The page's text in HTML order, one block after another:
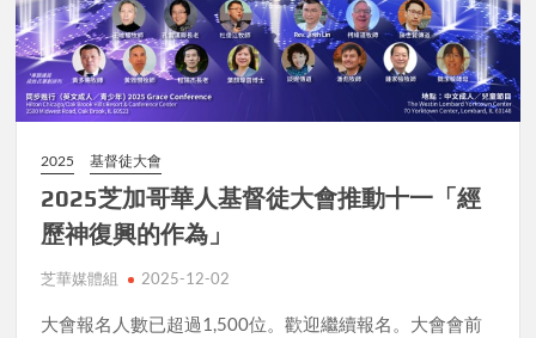
2025 基督徒大會
2025芝加哥華人基督徒大會推動十一「經
歷神復興的作為」
芝華媒體組 2025-12-02
大會報名人數已超過1,500位。歡迎繼續報名。大會會前